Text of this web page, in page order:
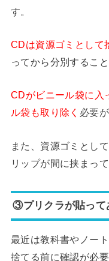
す。
CDは資源ゴミとして
ってから分別するこ
CDがビニール袋に入
ル袋も取り除く 必要
また、資源ゴミとし
リップが間に挟まっ
③プリクラが貼って
最近は教科書やノー
捨てる前に確認が必要